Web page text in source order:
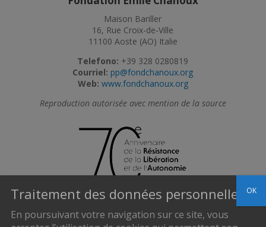
Maison Bariller
16, Rue Croix-de-Ville
11100 Aoste (AO) Italie
Telefono: +39 328 0280819
Courriel: pp@fondchanoux.org
Web: www.fondchanoux.org
Reproduction autorisée avec mention de la source
Politique de confidentialité
Traitement des données personnelles
En poursuivant votre navigation sur ce site, vous
OK